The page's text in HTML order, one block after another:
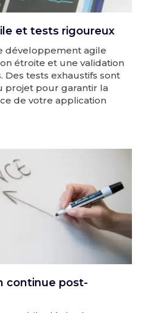
et tests rigoureux
développement agile
étroite et une validation
Des tests exhaustifs sont
projet pour garantir la
de votre application
continue post-